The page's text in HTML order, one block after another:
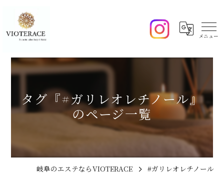
タグ『#ガリレオレチノール』
のページ一覧
岐阜のエステならVIOTERACE #ガリレオレチノール